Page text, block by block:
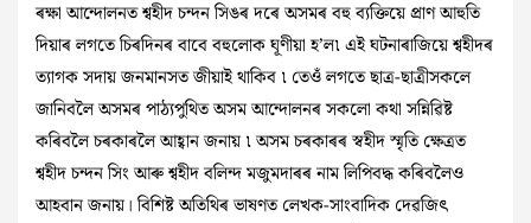
ৰক্ষা আন্দোলনত শ্বহীদ চন্দন সিঙৰ দৰে অসমৰ বহু ব্যক্তিয়ে প্ৰাণ আহুতি
দিয়াৰ লগতে চিৰদিনৰ বাবে বহুলোক ঘূণীয়া হ’ল৷ এই ঘটনাৰাজিয়ে শ্বহীদৰ
ত্যাগক সদায় জনমানসত জীয়াই থাকিব ৷ তেওঁ লগতে ছাত্ৰ-ছাত্ৰীসকলে
জানিবলৈ অসমৰ পাঠ্যপুথিত অসম আন্দোলনৰ সকলো কথা সন্নিৱিষ্ট
কৰিবলৈ চৰকাৰলৈ আহ্বান জনায় ৷ অসম চৰকাৰৰ স্বহীদ স্মৃতি ক্ষেত্ৰত
শ্বহীদ চন্দন সিং আৰু শ্বহীদ বলিন্দ মজুমদাৰৰ নাম লিপিবদ্ধ কৰিবলৈও
আহবান জনায়। বিশিষ্ট অতিথিৰ ভাষণত লেখক-সাংবাদিক দেৱজিৎ